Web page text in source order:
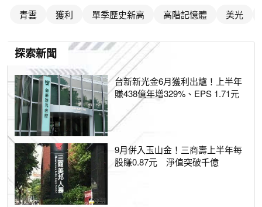
青雲 獲利 單季歷史新高 高階記憶體 美光
探索新聞
台新新光金6月獲利出爐！上半年
賺438億年增329%、EPS 1.71元
9月併入玉山金！三商壽上半年每
股賺0.87元 淨值突破千億